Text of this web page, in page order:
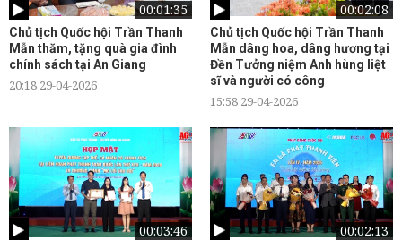
00:01:35
Chủ tịch Quốc hội Trần Thanh
Mẫn thăm, tặng quà gia đình
chính sách tại An Giang
20:18 29-04-2026
00:02:08
Chủ tịch Quốc hội Trần Thanh
Mẫn dâng hoa, dâng hương tại
Đền Tưởng niệm Anh hùng liệt
sĩ và người có công
15:58 29-04-2026
00:03:46 00:02:13